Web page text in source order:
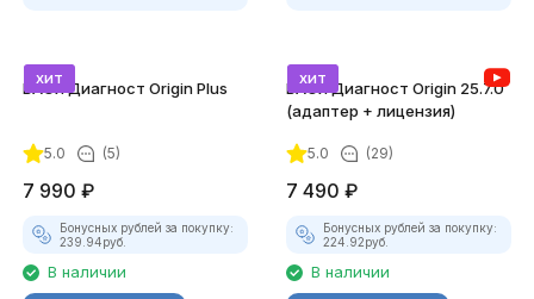
хит
ВАСЯ Диагност Origin Plus
5.0 (5)
7 990 ₽
Бонусных рублей за покупку:
239.94руб.
В наличии
хит
ВАСЯ Диагност Origin 25.7.0
(адаптер + лицензия)
5.0 (29)
7 490 ₽
Бонусных рублей за покупку:
224.92руб.
В наличии